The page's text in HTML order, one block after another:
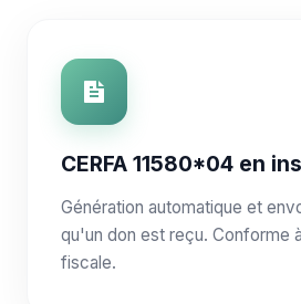
CERFA 11580*04 en
Génération automatique et
qu'un don est reçu. Conforme
fiscale.